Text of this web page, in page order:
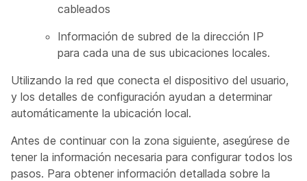
cableados
Información de subred de la dirección IP
para cada una de sus ubicaciones locales.
Utilizando la red que conecta el dispositivo del usuario,
y los detalles de configuración ayudan a determinar
automáticamente la ubicación local.
Antes de continuar con la zona siguiente, asegúrese de
tener la información necesaria para configurar todos los
pasos. Para obtener información detallada sobre la